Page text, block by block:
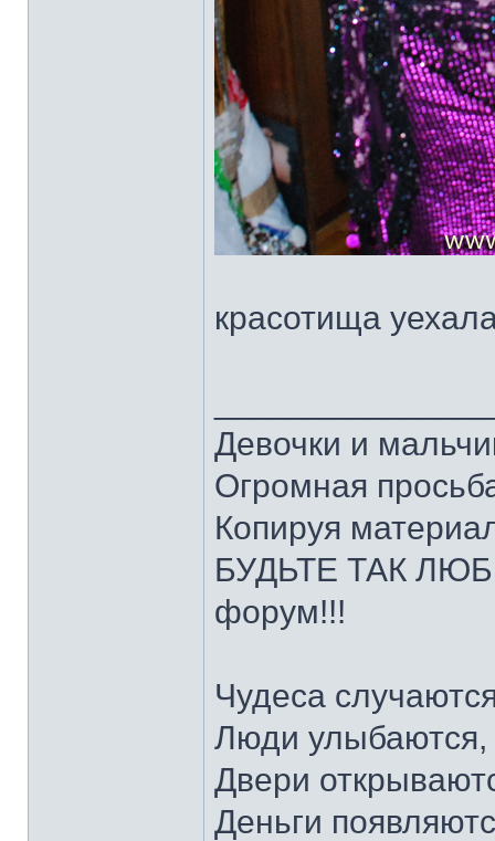
красотища
Девочки и
Огромная
Копируя
БУДЬТЕ ТАК
форум!!!
Чудеса
Люди улыбаются,
Двери
Деньги